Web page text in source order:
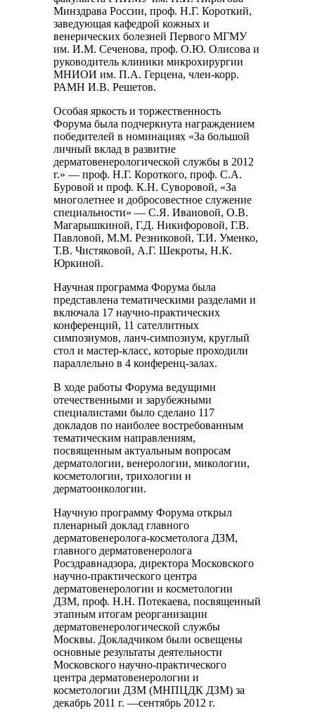
Минздрава России, проф. Н.Г. Короткий,
заведующая кафедрой кожных и
венерических болезней Первого МГМУ
им. И.М. Сеченова, проф. О.Ю. Олисова и
руководитель клиники микрохирургии
МНИОИ им. П.А. Герцена, член-корр.
РАМН И.В. Решетов.
Особая яркость и торжественность
Форума была подчеркнута награждением
победителей в номинациях «За большой
личный вклад в развитие
дерматовенерологической службы в 2012
г.» — проф. Н.Г. Короткого, проф. С.А.
Буровой и проф. К.Н. Суворовой, «За
многолетнее и добросовестное служение
специальности» — С.Я. Ивановой, О.В.
Магарышкиной, Г.Д. Никифоровой, Г.В.
Павловой, М.М. Резниковой, Т.И. Уменко,
Т.В. Чистяковой, А.Г. Шекроты, Н.К.
Юркиной.
Научная программа Форума была
представлена тематическими разделами и
включала 17 научно-практических
конференций, 11 сателлитных
симпозиумов, ланч-симпозиум, круглый
стол и мастер-класс, которые проходили
параллельно в 4 конференц-залах.
В ходе работы Форума ведущими
отечественными и зарубежными
специалистами было сделано 117
докладов по наиболее востребованным
тематическим направлениям,
посвященным актуальным вопросам
дерматологии, венерологии, микологии,
косметологии, трихологии и
дерматоонкологии.
Научную программу Форума открыл
пленарный доклад главного
дерматовенеролога-косметолога ДЗМ,
главного дерматовенеролога
Росздравнадзора, директора Московского
научно-практического центра
дерматовенерологии и косметологии
ДЗМ, проф. Н.Н. Потекаева, посвященный
этапным итогам реорганизации
дерматовенерологической службы
Москвы. Докладчиком были освещены
основные результаты деятельности
Московского научно-практического
центра дерматовенерологии и
косметологии ДЗМ (МНПЦДК ДЗМ) за
декабрь 2011 г. —сентябрь 2012 г.